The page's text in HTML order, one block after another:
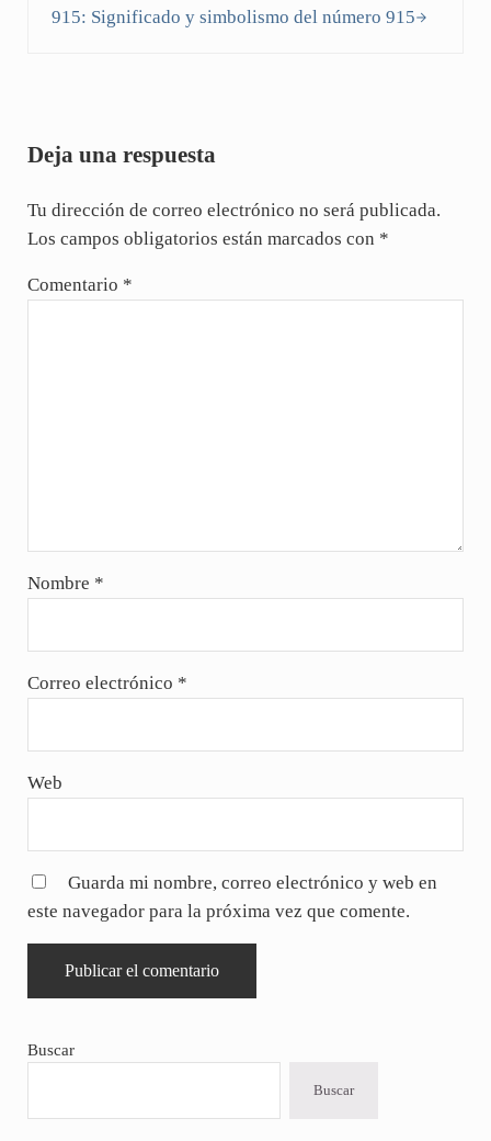
915: Significado y simbolismo del número 915
Deja una respuesta
Tu dirección de correo electrónico no será publicada.
Los campos obligatorios están marcados con *
Comentario *
Nombre *
Correo electrónico *
Web
Guarda mi nombre, correo electrónico y web en
este navegador para la próxima vez que comente.
Sidebar
Buscar
Buscar